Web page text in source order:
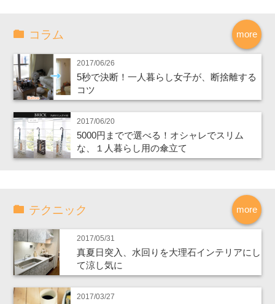
more
コラム
2017/06/26
5秒で決断！一人暮らし女子が、断捨離する
コツ
2017/06/20
5000円までで選べる！オシャレでスリム
な、１人暮らし用の傘立て
more
テクニック
2017/05/31
真夏日突入、水回りを大理石インテリアにし
て涼し気に
2017/03/27